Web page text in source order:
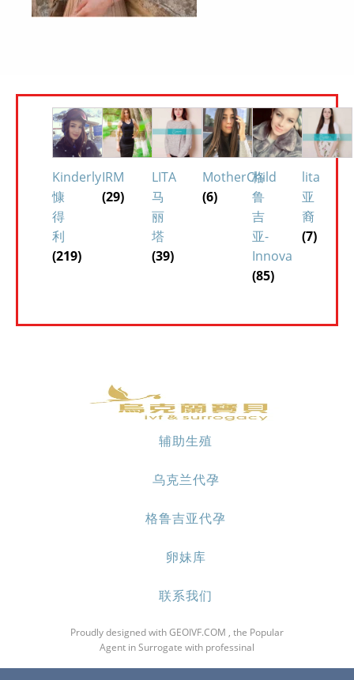
Kinderly
慷
得
利
(219)
IRM
(29)
LITA
马
丽
塔
(39)
MotherChild
(6)
格
鲁
吉
亚-
Innova
(85)
lita
亚
裔
(7)
辅助生殖
乌克兰代孕
格鲁吉亚代孕
卵妹库
联系我们
Proudly designed with GEOIVF.COM , the Popular
Agent in Surrogate with professinal